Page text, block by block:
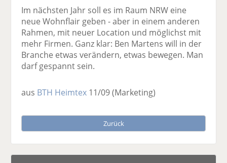
Im nächsten Jahr soll es im Raum NRW eine
neue Wohnflair geben - aber in einem anderen
Rahmen, mit neuer Location und möglichst mit
mehr Firmen. Ganz klar: Ben Martens will in der
Branche etwas verändern, etwas bewegen. Man
darf gespannt sein.
aus BTH Heimtex 11/09(Marketing)
Zurück